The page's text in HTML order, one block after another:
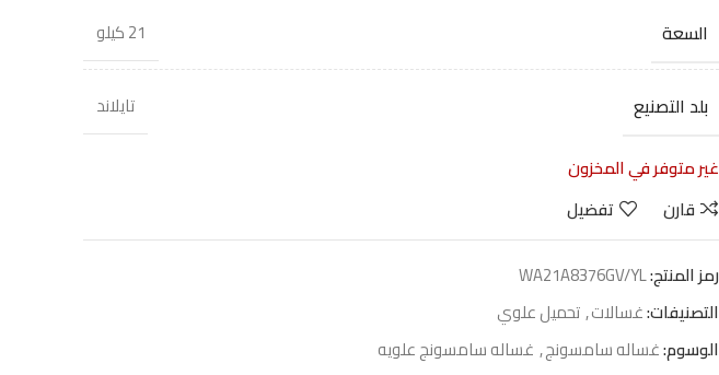
السعة 21 كيلو
بلد التصنيع
تايلاند
غير متوفر في المخزون
قارن
تفضيل
رمز المنتج:WA21A8376GV/YL
التصنيفات:غسالات,تحميل علوي
الوسوم:غساله سامسونج, غساله سامسونج علويه